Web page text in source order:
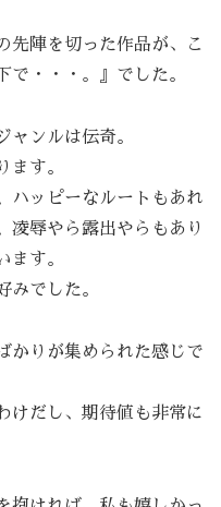
先陣を切った作品が、こ
で・・・。』でした。
ャンルは伝奇。
ます。
ハッピーなルートもあれ
凌辱やら露出やらもあり
ます。
みでした。
かりが集められた感じで
けだし、期待値も非常に